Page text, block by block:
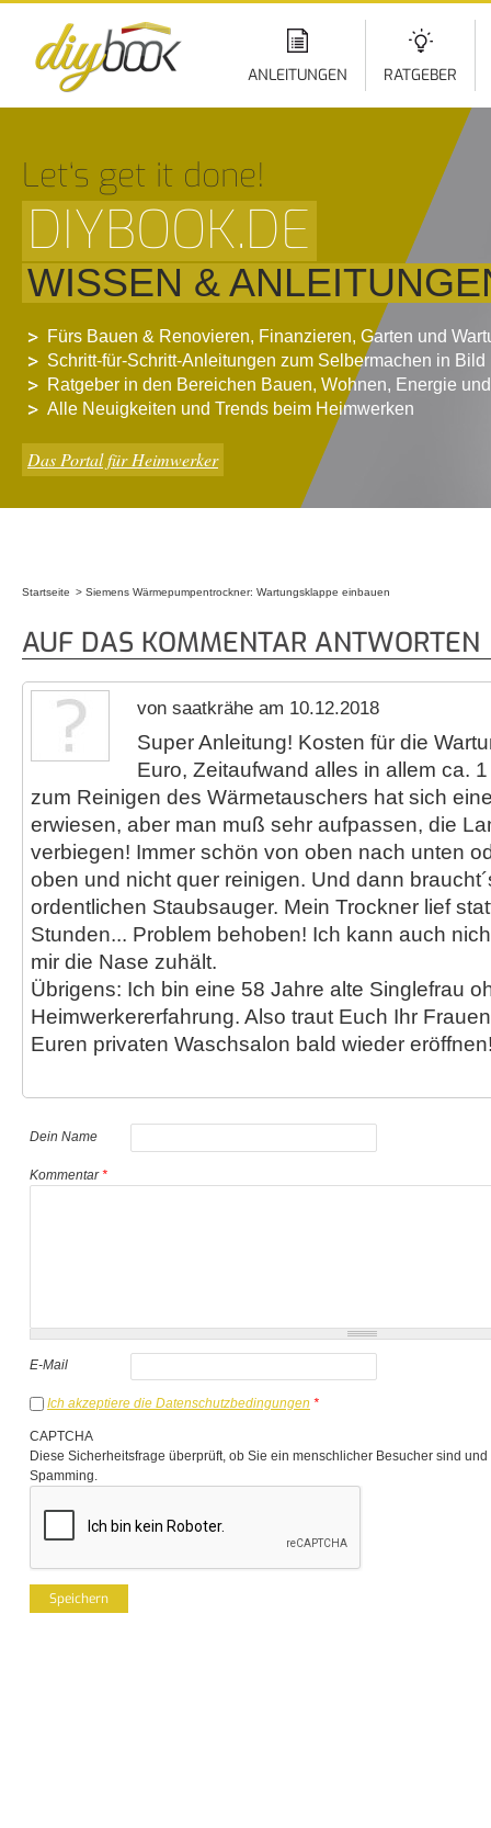
ANLEITUNGEN RATGEBER
Let‘s get it done!
DIYBOOK.DE
WISSEN &
Fürs Bauen & Renovieren, Finanzieren, Garten und
Schritt-für-Schritt-Anleitungen zum Selbermachen in Bild
Ratgeber in den Bereichen Bauen, Wohnen, Energie
Alle Neuigkeiten und Trends beim Heimwerken
Das Portal für Heimwerker
Startseite Siemens Wärmepumpentrockner: Wartungsklappe einbauen
AUF DAS KOMMENTAR ANTWORTEN
von saatkrähe am 10.12.2018
Super Anleitung! Kosten für die
Euro, Zeitaufwand alles in allem ca.
zum Reinigen des Wärmetauschers hat sich
erwiesen, aber man muß sehr aufpassen, die
verbiegen! Immer schön von oben nach unten
oben und nicht quer reinigen. Und dann
ordentlichen Staubsauger. Mein Trockner lief
Stunden... Problem behoben! Ich kann auch
mir die Nase zuhält.
Übrigens: Ich bin eine 58 Jahre alte Singlefrau
Heimwerkererfahrung. Also traut Euch Ihr
Euren privaten Waschsalon bald wieder
Dein Name
Kommentar*
E-Mail
Ich akzeptiere die Datenschutzbedingungen *
CAPTCHA
Diese Sicherheitsfrage überprüft, ob Sie ein menschlicher Besucher sind
Spamming.